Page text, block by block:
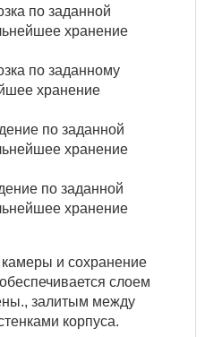
по заданной
хранение
по заданному
хранение
по заданной
хранение
по заданной
хранение
камеры и сохранение
слоем
залитым между
корпуса.